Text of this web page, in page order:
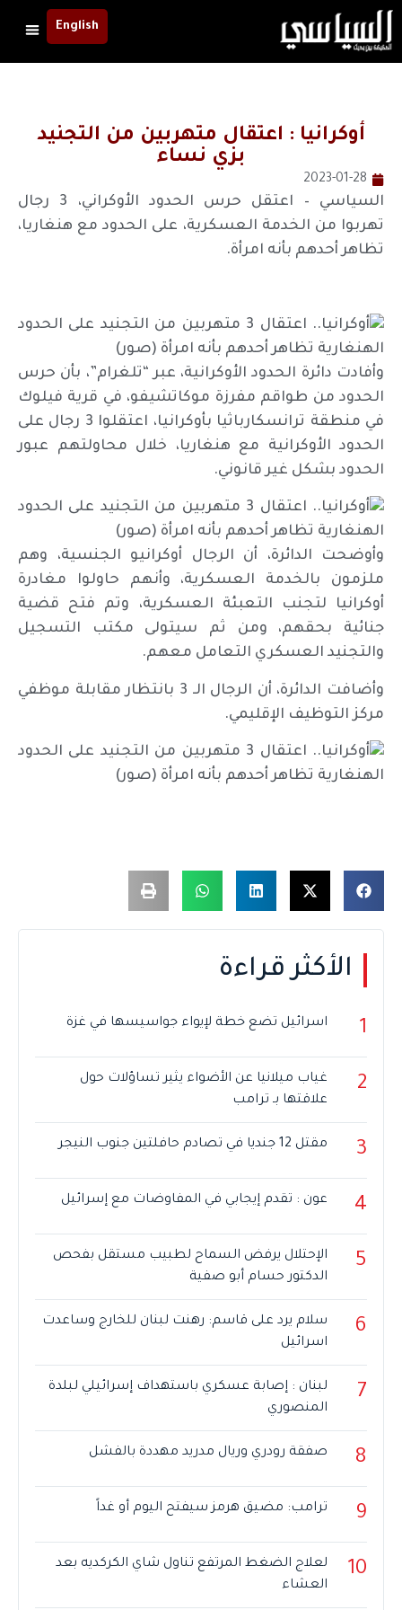
English
أوكرانيا : اعتقال متهربين من التجنيد
بزي نساء
2023-01-28
السياسي – اعتقل حرس الحدود الأوكراني، 3 رجال
تهربوا من الخدمة العسكرية، على الحدود مع هنغاريا،
تظاهر أحدهم بأنه امرأة.
وأفادت دائرة الحدود الأوكرانية، عبر “تلغرام”، بأن حرس
الحدود من طواقم مفرزة موكاتشيفو، في قرية فيلوك
في منطقة ترانسكارباثيا بأوكرانيا، اعتقلوا 3 رجال على
الحدود الأوكرانية مع هنغاريا، خلال محاولتهم عبور
الحدود بشكل غير قانوني.
وأوضحت الدائرة، أن الرجال أوكرانيو الجنسية، وهم
ملزمون بالخدمة العسكرية، وأنهم حاولوا مغادرة
أوكرانيا لتجنب التعبئة العسكرية، وتم فتح قضية
جنائية بحقهم، ومن ثم سيتولى مكتب التسجيل
والتجنيد العسكري التعامل معهم.
وأضافت الدائرة، أن الرجال الـ 3 بانتظار مقابلة موظفي
مركز التوظيف الإقليمي.
الأكثر قراءة
1 اسرائيل تضع خطة لإيواء جواسيسها في غزة
2
غياب ميلانيا عن الأضواء يثير تساؤلات حول
علاقتها بـ ترامب
3 مقتل 12 جنديا في تصادم حافلتين جنوب النيجر
4 عون : تقدم إيجابي في المفاوضات مع إسرائيل
5
الإحتلال يرفض السماح لطبيب مستقل بفحص
الدكتور حسام أبو صفية
6
سلام يرد على قاسم: رهنت لبنان للخارج وساعدت
اسرائيل
7
لبنان : إصابة عسكري باستهداف إسرائيلي لبلدة
المنصوري
8 صفقة رودري وريال مدريد مهددة بالفشل
9 ترامب: مضيق هرمز سيفتح اليوم أو غداً
10
لعلاج الضغط المرتفع تناول شاي الكركديه بعد
العشاء